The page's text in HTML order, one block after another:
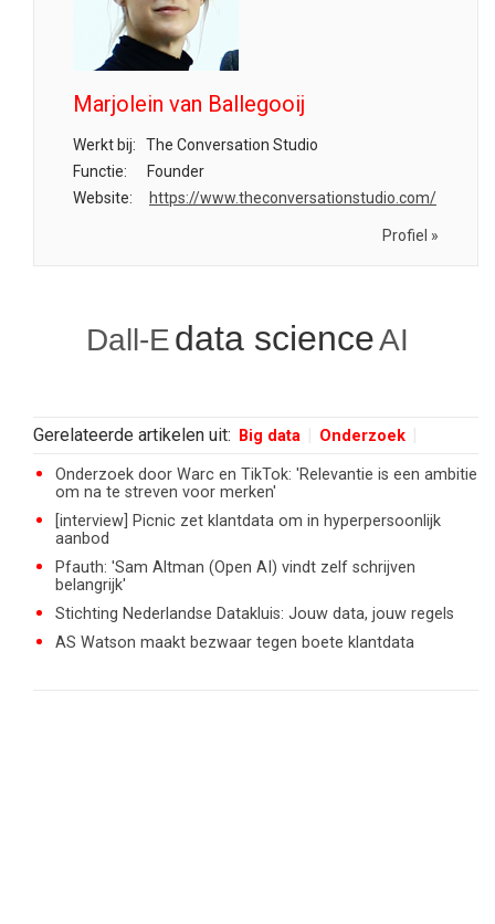
Marjolein van Ballegooij
Werkt bij:
The Conversation Studio
Functie:
Founder
Website:
https://www.theconversationstudio.com/
Profiel »
Dall-Edata scienceAI
Gerelateerde artikelen uit: Big data Onderzoek
Onderzoek door Warc en TikTok: 'Relevantie is een ambitie
om na te streven voor merken'
[interview] Picnic zet klantdata om in hyperpersoonlijk
aanbod
Pfauth: 'Sam Altman (Open AI) vindt zelf schrijven
belangrijk'
Stichting Nederlandse Datakluis: Jouw data, jouw regels
AS Watson maakt bezwaar tegen boete klantdata